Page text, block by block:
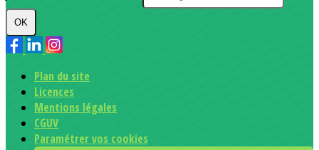
OK
Plan du site
Licences
Mentions légales
CGUV
Paramétrer vos cookies